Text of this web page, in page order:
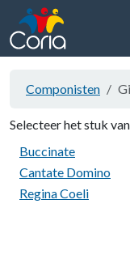
Componisten
Selecteer het stuk
Buccinate
Cantate Domino
Regina Coeli